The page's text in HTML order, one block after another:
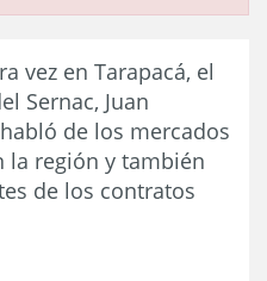
vez en Tarapacá, el
Sernac, Juan
de los mercados
la región y también
de los contratos